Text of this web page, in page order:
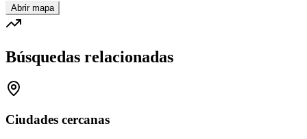
Abrir mapa
Búsquedas relacionadas
Ciudades cercanas